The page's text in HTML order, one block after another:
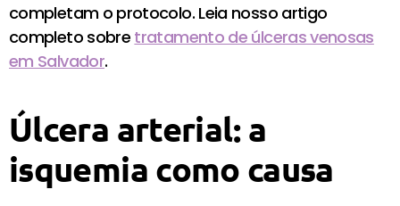
completam o protocolo. Leia nosso artigo
completo sobre tratamento de úlceras venosas
em Salvador.
Úlcera arterial: a
isquemia como causa